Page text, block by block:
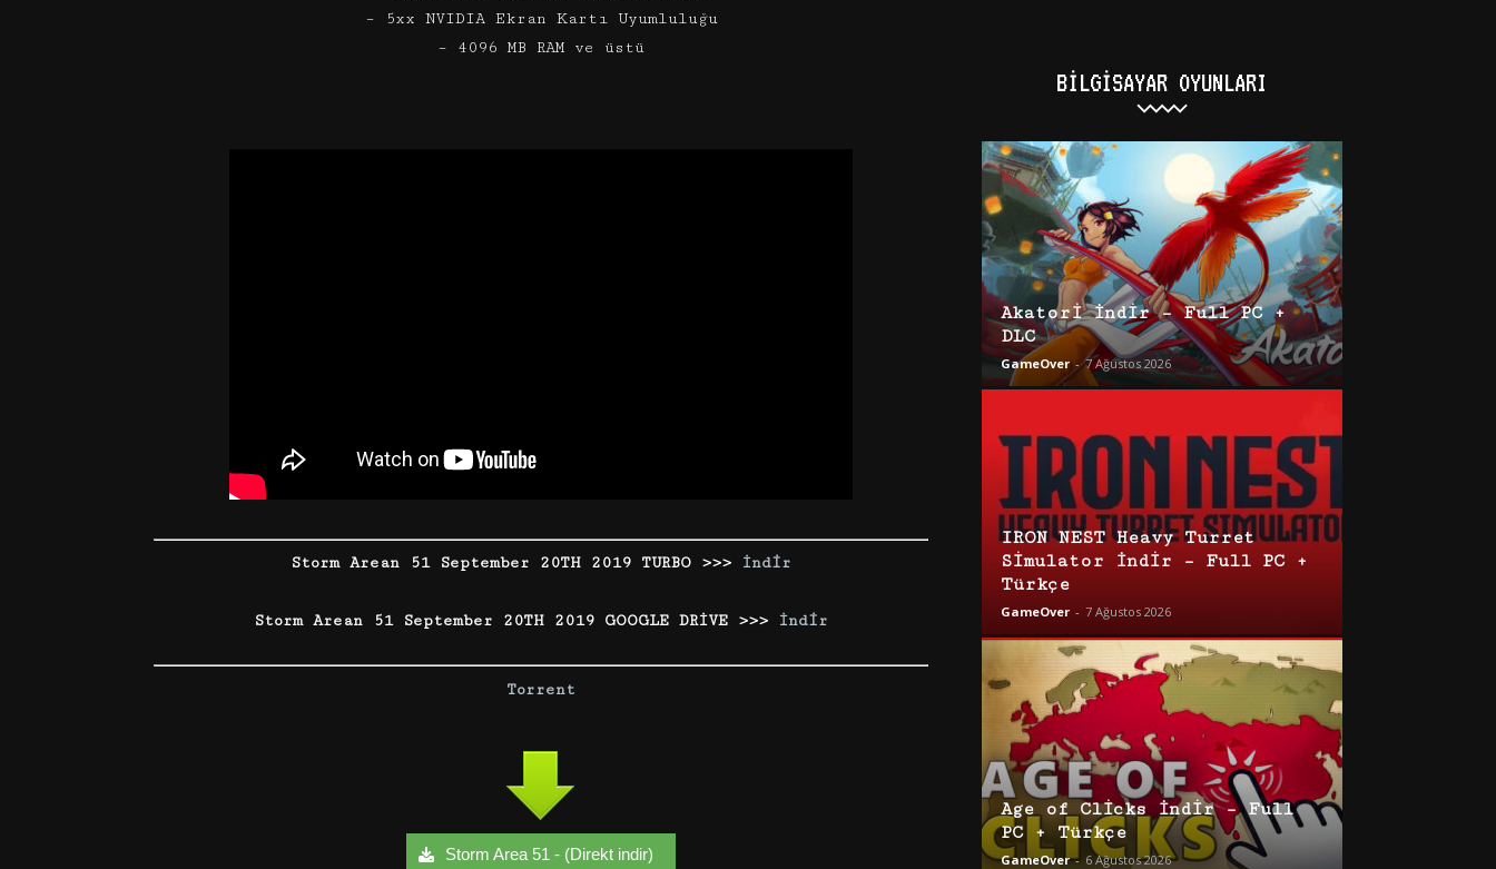
– 5xx NVIDIA Ekran Kartı Uyumluluğu
– 4096 MB RAM ve üstü
Storm Arean 51 September 20TH 2019 TURBO >>> İndir
Storm Arean 51 September 20TH 2019 GOOGLE DRİVE >>> İndir
Torrent
Storm Area 51 - (Direkt indir)
BILGISAYAR OYUNLARI
Akatori İndir – Full PC +
DLC
GameOver - 7 Ağustos 2026
IRON NEST Heavy Turret
Simulator İndir – Full PC +
Türkçe
GameOver - 7 Ağustos 2026
Age of Clicks İndir – Full
PC + Türkçe
GameOver - 6 Ağustos 2026